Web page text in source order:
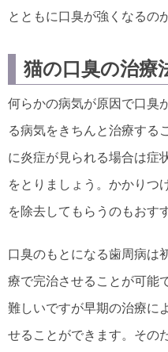
とともに口臭が強くなるの
猫の口臭の治療
何らかの病気が原因で口臭
る病気をきちんと治療する
に炎症が見られる場合は症
をとりましょう。かかりつ
を除去してもらうのもおす
口臭のもとになる歯周病は
療で完治させることが可能
難しいですが早期の治療に
せることができます。その